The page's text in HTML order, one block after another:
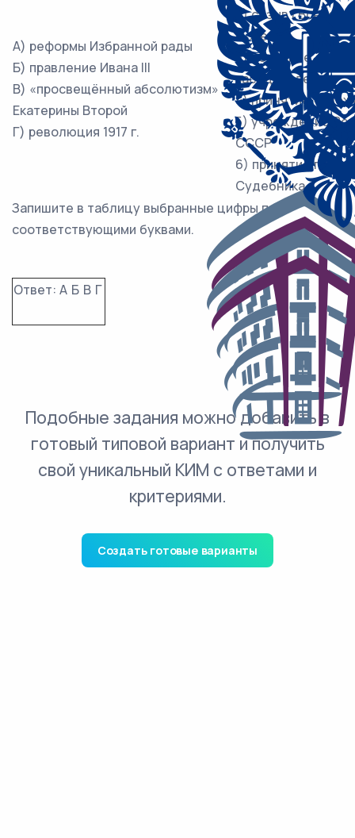
А) реформы Избранной рады
Б) правление Ивана III
В) «просвещённый абсолютизм»
Екатерины Второй
Г) революция 1917 г.
2) созыв I
Советов
3) создание суда
заседателей
4) принятие
5) учреждение
СССР
6) принятие
Судебника
Запишите в таблицу выбранные цифры под
соответствующими буквами.
Ответ: А Б В Г
Подобные задания можно добавить в
готовый типовой вариант и получить
свой уникальный КИМ с ответами и
критериями.
Создать готовые варианты